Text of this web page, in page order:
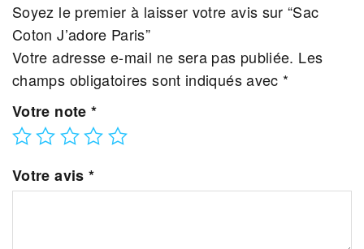
Soyez le premier à laisser votre avis sur “Sac
Coton J’adore Paris”
Votre adresse e-mail ne sera pas publiée. Les
champs obligatoires sont indiqués avec *
Votre note *
Votre avis *